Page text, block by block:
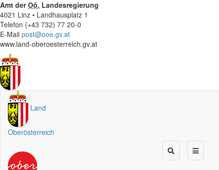
Amt derOö. Landesregierung
4021 Linz • Landhausplatz 1
Telefon (+43 732) 77 20-0
E-Mail post@ooe.gv.at
www.land-oberoesterreich.gv.at
Land
Oberösterreich